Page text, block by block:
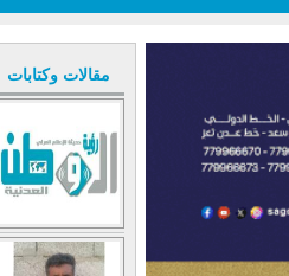
مقالات وكتابات